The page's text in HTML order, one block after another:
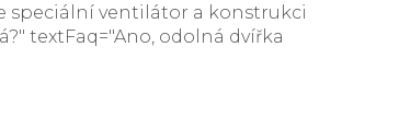
speciální ventilátor a konstrukci
textFaq="Ano, odolná dvířka